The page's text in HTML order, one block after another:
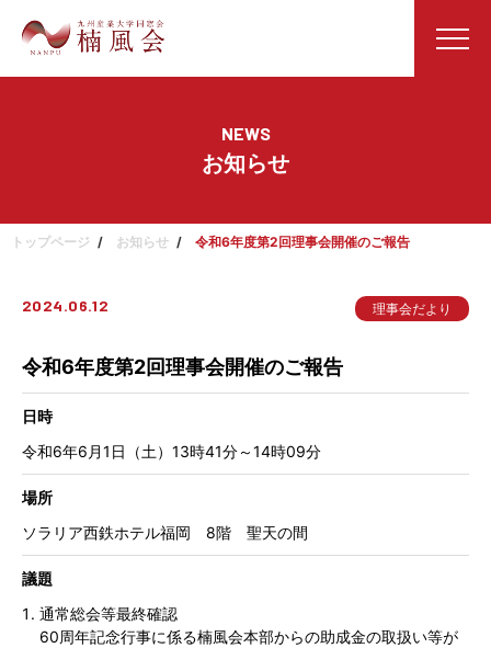
NEWS
お知らせ
トップページ お知らせ 令和6年度第2回理事会開催のご報告
2024.06.12 理事会だより
令和6年度第2回理事会開催のご報告
日時
令和6年6月1日（土）13時41分～14時09分
場所
ソラリア西鉄ホテル福岡 8階 聖天の間
議題
通常総会等最終確認
60周年記念行事に係る楠風会本部からの助成金の取扱い等が